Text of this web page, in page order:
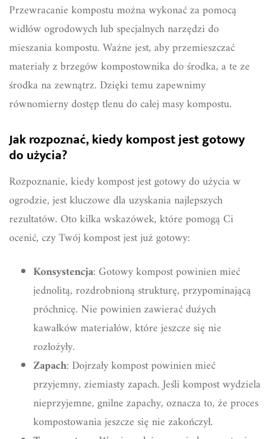
Przewracanie kompostu można wykonać za pomocą
widłów ogrodowych lub specjalnych narzędzi do
mieszania kompostu. Ważne jest, aby przemieszczać
materiały z brzegów kompostownika do środka, a te ze
środka na zewnątrz. Dzięki temu zapewnimy
równomierny dostęp tlenu do całej masy kompostu.
Jak rozpoznać, kiedy kompost jest gotowy
do użycia?
Rozpoznanie, kiedy kompost jest gotowy do użycia w
ogrodzie, jest kluczowe dla uzyskania najlepszych
rezultatów. Oto kilka wskazówek, które pomogą Ci
ocenić, czy Twój kompost jest już gotowy:
Konsystencja: Gotowy kompost powinien mieć
jednolitą, rozdrobnioną strukturę, przypominającą
próchnicę. Nie powinien zawierać dużych
kawałków materiałów, które jeszcze się nie
rozłożyły.
Zapach: Dojrzały kompost powinien mieć
przyjemny, ziemiasty zapach. Jeśli kompost wydziela
nieprzyjemne, gnilne zapachy, oznacza to, że proces
kompostowania jeszcze się nie zakończył.